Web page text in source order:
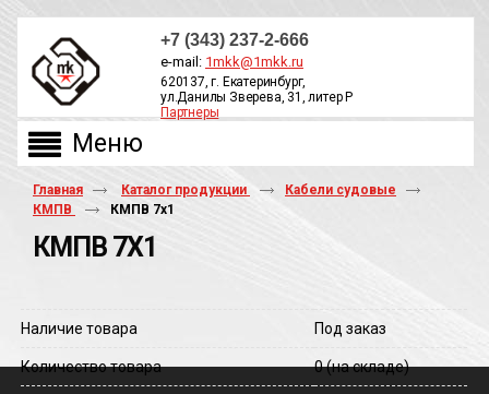
+7 (343) 237-2-666
e-mail: 1mkk@1mkk.ru
620137, г. Екатеринбург,
ул.Данилы Зверева, 31, литер Р
Партнеры
Главная Каталог продукции
Кабели судовые
КМПВ
КМПВ 7х1
КМПВ 7Х1
Наличие товара Под заказ
Количество товара 0(на складе)